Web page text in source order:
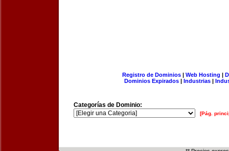
Registro de Dominios| Web Hosting |
Dominios Expirados | Industrias |
Categorías de Dominio:
[Pág.